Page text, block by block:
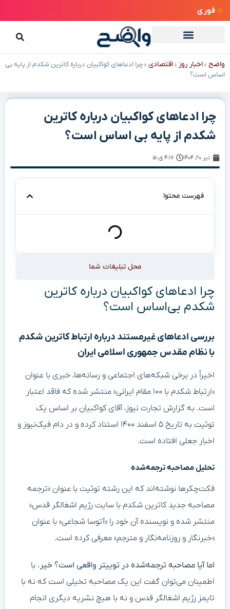
فوری
واضح »اخبار روز »اقتصادی »چرا ادعاهای کواکبیان درباره کاترین شکدم از پایه بی
اساس است؟
چرا ادعاهای کواکبیان درباره کاترین
شکدم از پایه بی اساس است؟
تیر ۲۰, ۱۴۰۴ ۴:۱۷ ق٫ظ
فهرست محتوا
محل تبلیغات شما
چرا ادعاهای کواکبیان درباره کاترین
شکدم بی‌اساس است؟
بررسی ادعاهای غیرمستند درباره ارتباط کاترین شکدم
با نظام مقدس جمهوری اسلامی ایران
اخیراً در برخی شبکه‌های اجتماعی و رسانه‌ها، خبری با عنوان
«ارتباط شکدم با ۱۰۰ مقام ایرانی» منتشر شده که فاقد اعتبار
است. به گزارش تجارت نیوز، آقای کواکبیان بر اساس یک
توئیت به تاریخ ۵ اسفند ۱۴۰۰ استناد کرده و در دام فیک‌نیوز و
اخبار جعلی افتاده است.
تحلیل مصاحبه ترجمه‌شده
فکت‌چکرها نوشته‌اند که این رشته توئیت با عنوان «ترجمه
مصاحبه جدید کاترین شکدم با سایت رژیم اشغالگر قدس»
منتشر شده و نویسنده آن خود را «آتوسا شجاعی» با عنوان
«خبرنگار و روزنامه‌نگار و مترجم» معرفی کرده است.
اما آیا مصاحبه ترجمه‌شده در توییتر واقعی است؟ خیر. با
اطمینان می‌توان گفت این یک مصاحبه تخیلی است که نه با
تایمز رژیم اشغالگر قدس و نه با هیچ نشریه دیگری انجام